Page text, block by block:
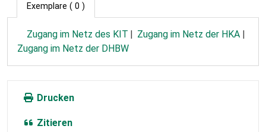
Exemplare ( 0 )
Zugang im Netz des KIT
Zugang im Netz der HKA
Zugang im Netz der DHBW
Drucken
Zitieren